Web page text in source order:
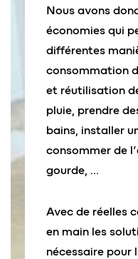
Nous avons
économies qui
différentes
consommation
et réutilisation
pluie, prendre
bains, installer
consommer de
gourde, …
Avec de réelles
en main les
nécessaire pour